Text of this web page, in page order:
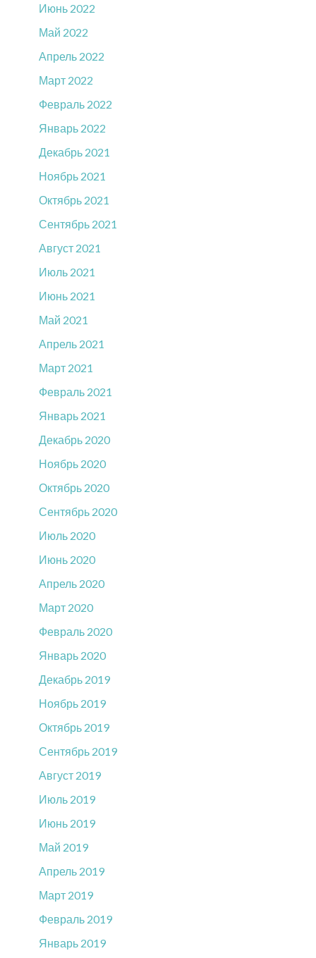
Июнь 2022
Май 2022
Апрель 2022
Март 2022
Февраль 2022
Январь 2022
Декабрь 2021
Ноябрь 2021
Октябрь 2021
Сентябрь 2021
Август 2021
Июль 2021
Июнь 2021
Май 2021
Апрель 2021
Март 2021
Февраль 2021
Январь 2021
Декабрь 2020
Ноябрь 2020
Октябрь 2020
Сентябрь 2020
Июль 2020
Июнь 2020
Апрель 2020
Март 2020
Февраль 2020
Январь 2020
Декабрь 2019
Ноябрь 2019
Октябрь 2019
Сентябрь 2019
Август 2019
Июль 2019
Июнь 2019
Май 2019
Апрель 2019
Март 2019
Февраль 2019
Январь 2019